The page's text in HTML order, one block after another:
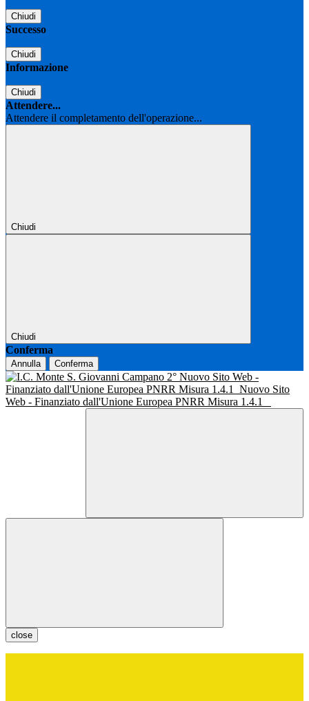
Chiudi
Successo
Chiudi
Informazione
Chiudi
Attendere...
Attendere il completamento dell'operazione...
Chiudi
Chiudi
Conferma
Annulla Conferma
Nuovo Sito Web -
Finanziato dall'Unione Europea PNRR Misura 1.4.1
Nuovo Sito
Web - Finanziato dall'Unione Europea PNRR Misura 1.4.1
close